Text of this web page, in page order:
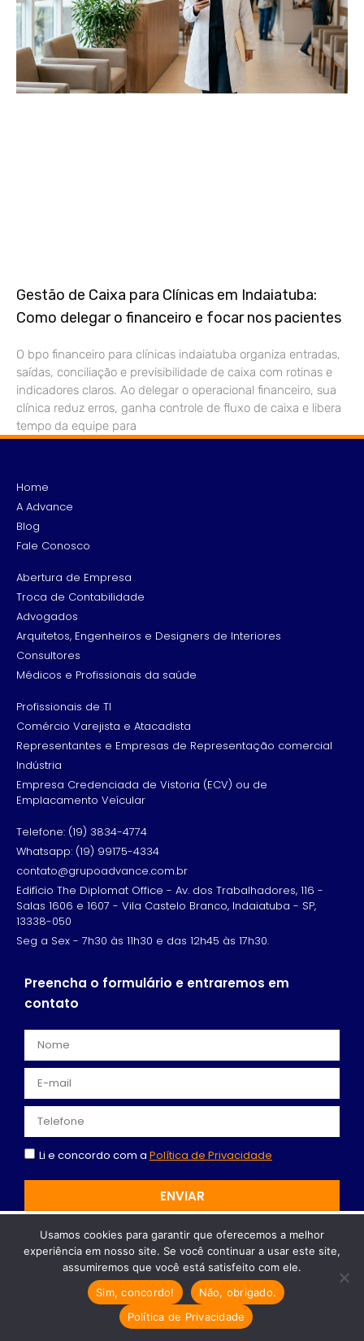
Gestão de Caixa para Clínicas em Indaiatuba:
Como delegar o financeiro e focar nos pacientes
O bpo financeiro para clínicas indaiatuba organiza entradas,
saídas, conciliação e previsibilidade de caixa com rotinas e
indicadores claros. Ao delegar o operacional financeiro, sua
clínica reduz erros, ganha controle de fluxo de caixa e libera
tempo da equipe para
Home
A Advance
Blog
Fale Conosco
Abertura de Empresa
Troca de Contabilidade
Advogados
Arquitetos, Engenheiros e Designers de Interiores
Consultores
Médicos e Profissionais da saúde
Profissionais de TI
Comércio Varejista e Atacadista
Representantes e Empresas de Representação comercial
Indústria
Empresa Credenciada de Vistoria (ECV) ou de
Emplacamento Veícular
Telefone: (19) 3834-4774
Whatsapp: (19) 99175-4334
contato@grupoadvance.com.br
Edifício The Diplomat Office - Av. dos Trabalhadores, 116 -
Salas 1606 e 1607 - Vila Castelo Branco, Indaiatuba - SP,
13338-050
Seg a Sex - 7h30 às 11h30 e das 12h45 às 17h30.
Preencha o formulário e entraremos em
contato
Li e concordo com a Política de Privacidade
ENVIAR
Facebook Instagram
Recomendado só para você
Abertura de Empresa em Limeira:
Um guia para Dentistas
Abertura de empresa em Limeira: O
Guia completo para dentistas…
Usamos cookies para garantir que oferecemos a melhor
experiência em nosso site. Se você continuar a usar este site,
assumiremos que você está satisfeito com ele.
Sim, concordo!
Não, obrigado.
Política de Privacidade